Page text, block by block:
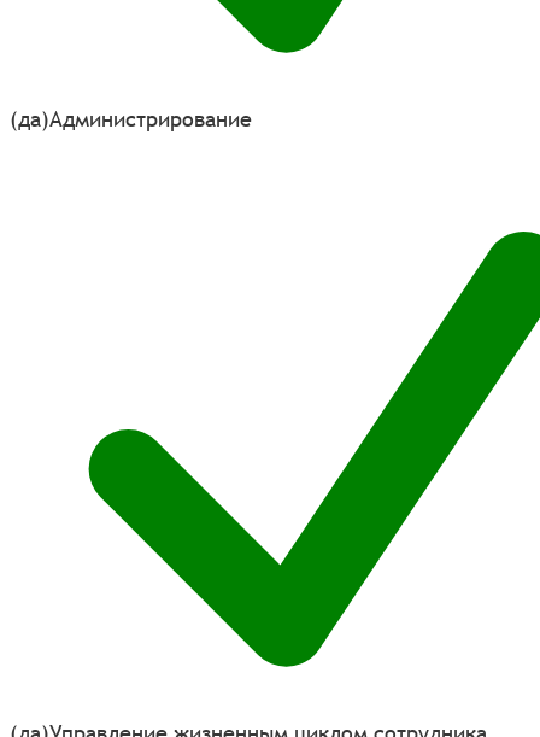
(да)Администрирование